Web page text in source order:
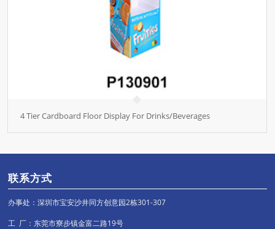
4 Tier Cardboard Floor Display For Drinks/Beverages
联系方式
办事处：深圳市宝安沙井同方创意园2栋301-307
工 厂：东莞市寮步镇金富二路19号